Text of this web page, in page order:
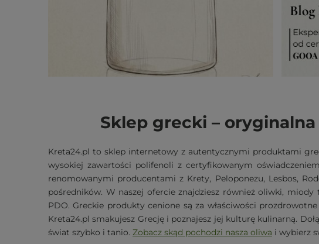
Sklep grecki –
Kreta24.pl to sklep internetowy z autentycznymi produktami
wysokiej zawartości polifenoli z certyfikowanym
renomowanymi producentami z Krety, Peloponezu, Lesbos,
pośredników. W naszej ofercie znajdziesz również oliwki,
PDO. Greckie produkty cenione są za właściwości
Kreta24.pl smakujesz Grecję i poznajesz jej kulturę kulinarną.
świat szybko i tanio. Zobacz skąd pochodzi nasza oliwa i wybierz